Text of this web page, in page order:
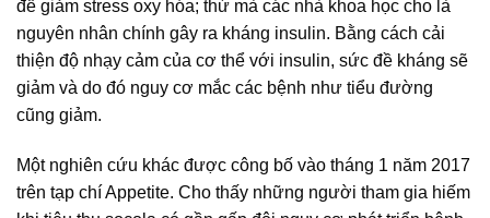
để giảm stress oxy hóa; thứ mà các nhà khoa học cho là
nguyên nhân chính gây ra kháng insulin. Bằng cách cải
thiện độ nhạy cảm của cơ thể với insulin, sức đề kháng sẽ
giảm và do đó nguy cơ mắc các bệnh như tiểu đường
cũng giảm.
Một nghiên cứu khác được công bố vào tháng 1 năm 2017
trên tạp chí Appetite. Cho thấy những người tham gia hiếm